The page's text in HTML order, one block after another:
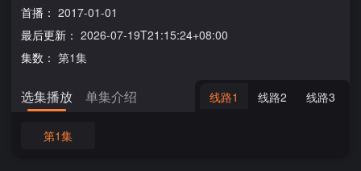
首播： 2017-01-01
最后更新： 2026-07-19T21:15:24+08:00
集数： 第1集
选集播放 单集介绍 线路1 线路2 线路3
第1集